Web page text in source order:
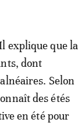
explique que la
dont
Selon
des étés
en été pour